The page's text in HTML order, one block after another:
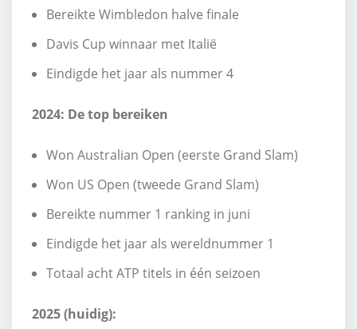
Bereikte Wimbledon halve finale
Davis Cup winnaar met Italië
Eindigde het jaar als nummer 4
2024: De top bereiken
Won Australian Open (eerste Grand Slam)
Won US Open (tweede Grand Slam)
Bereikte nummer 1 ranking in juni
Eindigde het jaar als wereldnummer 1
Totaal acht ATP titels in één seizoen
2025 (huidig):